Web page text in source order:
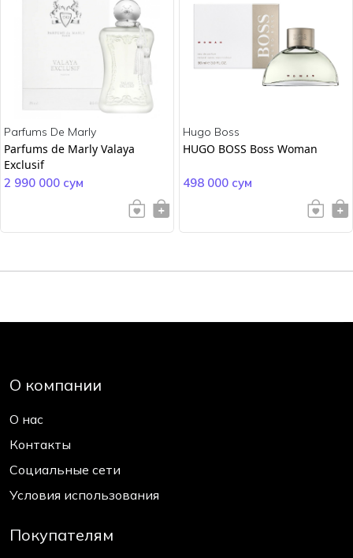
Parfums De Marly
Parfums de Marly Valaya
Exclusif
2 990 000 сум
Hugo Boss
HUGO BOSS Boss Woman
498 000 сум
О компании
О нас
Контакты
Социальные сети
Условия использования
Покупателям